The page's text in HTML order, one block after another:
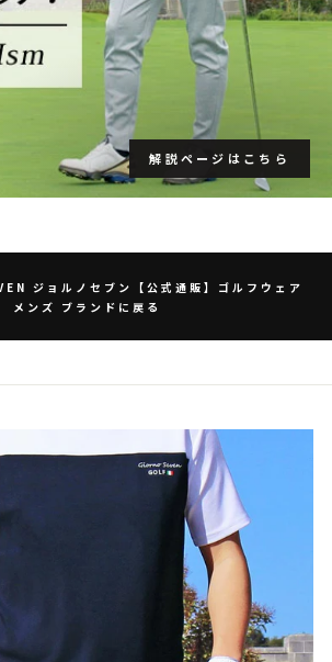
解説ページはこちら
ジョルノセブン【公式通販】ゴルフウェア
メンズ ブランドに戻る